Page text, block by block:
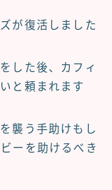
が復活しました
した後、カフィ
と頼まれます
襲う手助けもし
ーを助けるべき